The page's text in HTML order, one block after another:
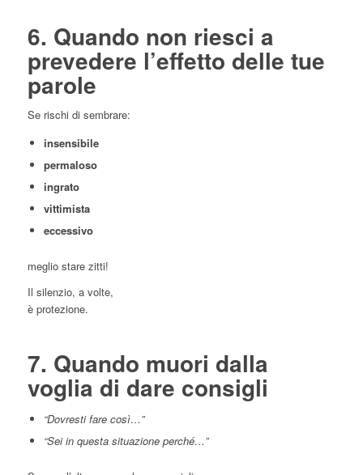
6. Quando non riesci a
prevedere l’effetto delle tue
parole
Se rischi di sembrare:
insensibile
permaloso
ingrato
vittimista
eccessivo
meglio stare zitti!
Il silenzio, a volte,
è protezione.
7. Quando muori dalla
voglia di dare consigli
“Dovresti fare così…”
“Sei in questa situazione perché…”